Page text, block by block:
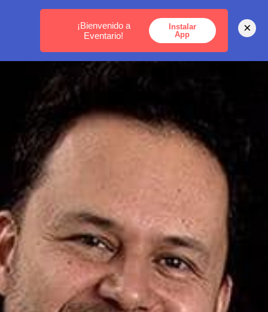
MEDELLÍN - BOGOTÁ - CARTAGENA
¡Bienvenido a
Eventario!
Instalar
App
×